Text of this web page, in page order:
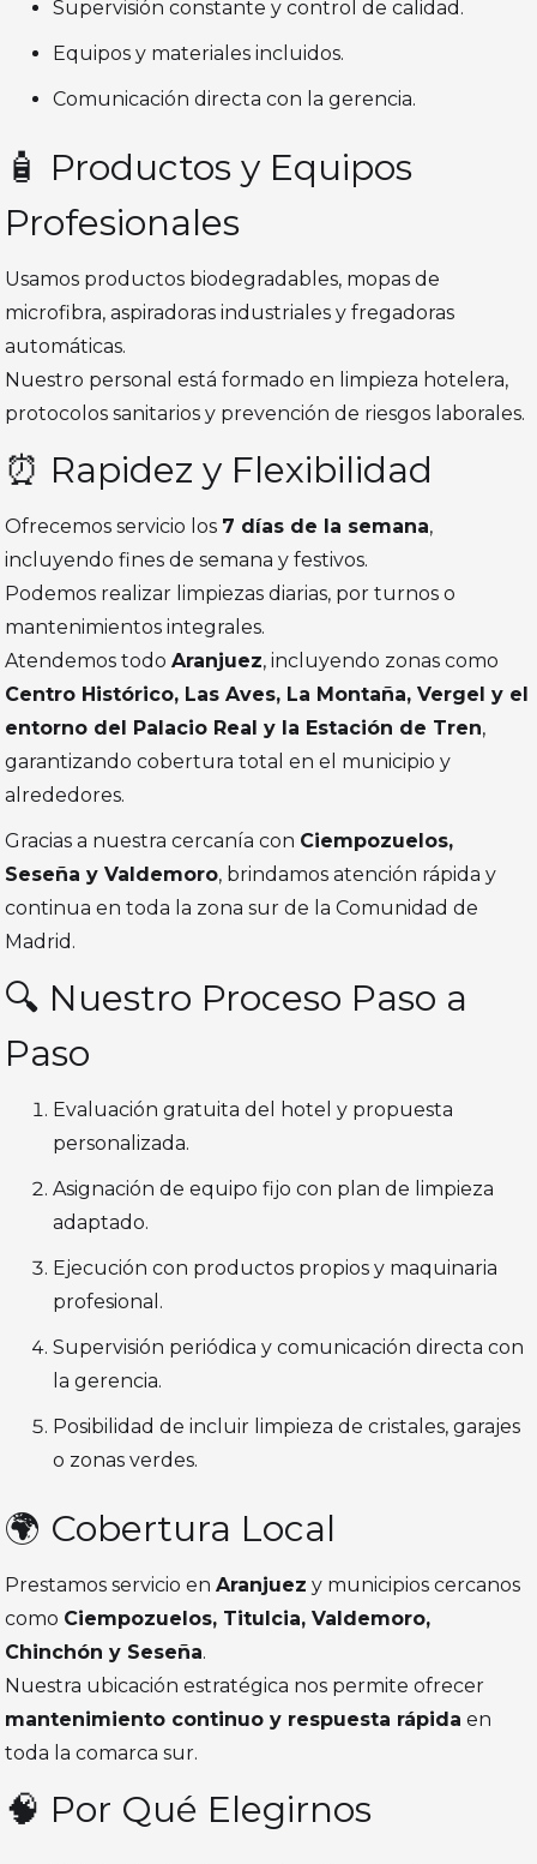
Supervisión constante y control de calidad.
Equipos y materiales incluidos.
Comunicación directa con la gerencia.
🧴 Productos y Equipos
Profesionales
Usamos productos biodegradables, mopas de
microfibra, aspiradoras industriales y fregadoras
automáticas.
Nuestro personal está formado en limpieza hotelera,
protocolos sanitarios y prevención de riesgos laborales.
⏰ Rapidez y Flexibilidad
Ofrecemos servicio los 7 días de la semana,
incluyendo fines de semana y festivos.
Podemos realizar limpiezas diarias, por turnos o
mantenimientos integrales.
Atendemos todoAranjuez, incluyendo zonas como
Centro Histórico, Las Aves, La Montaña, Vergel y el
entorno del Palacio Real y la Estación de Tren,
garantizando cobertura total en el municipio y
alrededores.
Gracias a nuestra cercanía con Ciempozuelos,
Seseña y Valdemoro, brindamos atención rápida y
continua en toda la zona sur de la Comunidad de
Madrid.
🔍 Nuestro Proceso Paso a
Paso
Evaluación gratuita del hotel y propuesta
personalizada.
Asignación de equipo fijo con plan de limpieza
adaptado.
Ejecución con productos propios y maquinaria
profesional.
Supervisión periódica y comunicación directa con
la gerencia.
Posibilidad de incluir limpieza de cristales, garajes
o zonas verdes.
🌍 Cobertura Local
Prestamos servicio enAranjuez y municipios cercanos
como Ciempozuelos, Titulcia, Valdemoro,
Chinchón y Seseña.
Nuestra ubicación estratégica nos permite ofrecer
mantenimiento continuo y respuesta rápida en
toda la comarca sur.
🧠 Por Qué Elegirnos